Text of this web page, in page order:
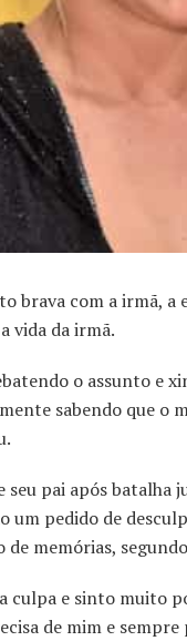
brava com a irmã, a
vida da irmã.
o assunto e
sabendo que o
pai após batalha
pedido de
memórias,
culpa e sinto muito
de mim e sempre